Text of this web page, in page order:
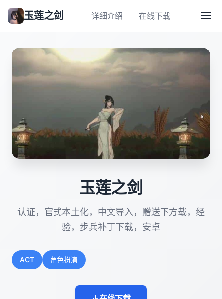
玉莲之剑 详细介绍 在线下载
玉莲之剑
认证，官式本土化，中文导入，赠送下方载，经
验，步兵补丁下载，安卓
ACT 角色扮演